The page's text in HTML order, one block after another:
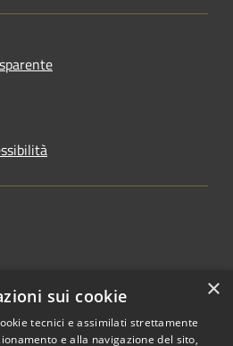
×
sui cookie
tecnici e assimilati strettamente
e alla navigazione del sito,